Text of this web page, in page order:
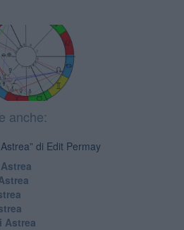
anche:
di Edit Permay
Astrea